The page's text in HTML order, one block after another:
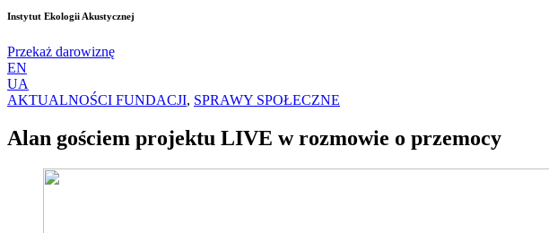
Instytut Ekologii Akustycznej
Przekaż darowiznę
EN
UA
AKTUALNOŚCI FUNDACJI, SPRAWY SPOŁECZNE
Alan gościem projektu LIVE w rozmowie o przemocy